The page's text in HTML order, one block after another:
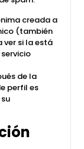
creada a
(también
si la está
de la
perfil es